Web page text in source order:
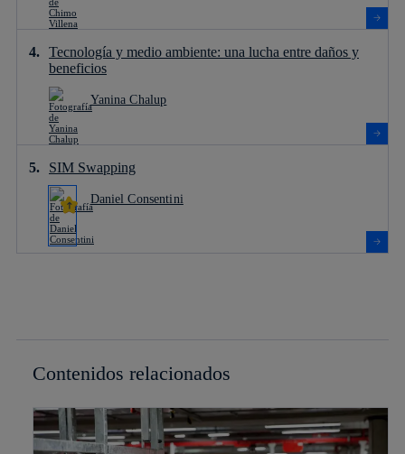
Tecnología y medio ambiente: una lucha entre daños y
beneficios
Yanina Chalup
SIM Swapping
Daniel Consentini
Contenidos relacionados